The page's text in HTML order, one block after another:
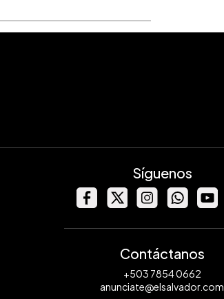
Síguenos
Contáctanos
+503 7854 0662
anunciate@elsalvador.com